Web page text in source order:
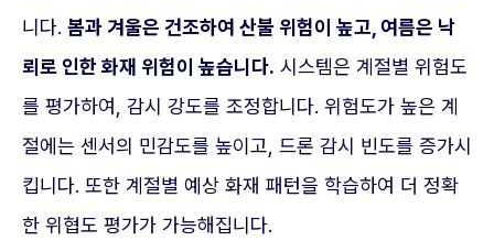
니다. 봄과 겨울은 건조하여 산불 위험이 높고, 여름은 낙
뢰로 인한 화재 위험이 높습니다. 시스템은 계절별 위험도
를 평가하여, 감시 강도를 조정합니다. 위험도가 높은 계
절에는 센서의 민감도를 높이고, 드론 감시 빈도를 증가시
킵니다. 또한 계절별 예상 화재 패턴을 학습하여 더 정확
한 위협도 평가가 가능해집니다.